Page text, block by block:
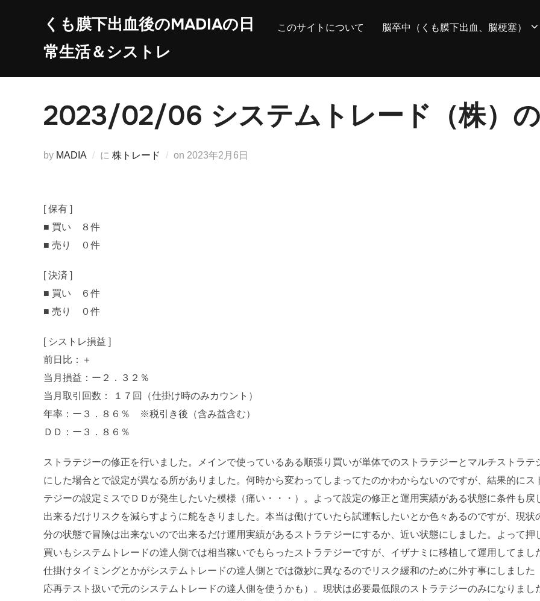
ツ
くも膜下出血後のMADIAの日
常生活＆シストレ
このサイトについて 脳卒中（くも膜下出血、脳梗塞）
2023/02/06 システムトレード（株）
by MADIA に 株トレード on 投
2023年2月6日
[ 保有 ]
■ 買い ８件
■ 売り ０件
[ 決済 ]
■ 買い ６件
■ 売り ０件
[ シストレ損益 ]
前日比：＋
当月損益：ー２．３２％
当月取引回数： １７回（仕掛け時のみカウント）
年率：ー３．８６％ ※税引き後（含み益含む）
ＤＤ：ー３．８６％
ストラテジーの修正を行いました。メインで使っているある順張り買いが単体でのストラテジーとマルチストラテ
にした場合とで設定が異なる所がありました。何時から変わってしまってたのかわからないのですが、結果的にス
テジーの設定ミスでＤＤが発生したいた模様（痛い・・・）。よって設定の修正と運用実績がある状態に条件も戻
出来るだけリスクを減らすように舵をきりました。本当は働けていたら試運転したいとか色々あるのですが、現状
分の状態で冒険は出来ないので出来るだけ運用実績があるストラテジーにするか、近い状態にしました。よって押
買いもシステムトレードの達人側では相当稼いでもらったストラテジーですが、イザナミに移植して運用してまし
仕掛けタイミングとかがシステムトレードの達人側とでは微妙に異なるのでリスク緩和のために外す事にしました
応再テスト扱いで元のシステムトレードの達人側を使うかも）。現状は必要最低限のストラテジーのみになりまし